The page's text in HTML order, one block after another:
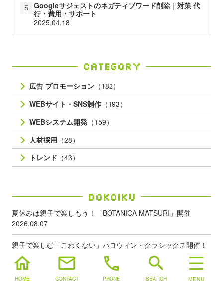
５ Googleサジェストのネガティブワード削除｜対策 代
行・費用・サポート
2025.04.18
Category
広告 プロモーション （182）
WEBサイト・SNS制作 （193）
WEBシステム開発 （159）
人材採用 （28）
トレンド （43）
Dokoiku
夏休みは親子で楽しもう！「BOTANICA MATSURI」開催
2026.08.07
親子で楽しむ「こわくない」ハロウィン・クラシックス開催！
2026.08.03
SHIBUYA109 × Rilakkuma Lab. 開催！リラックマに会える夏休
home
HOME
mail
CONTACT
phone
PHONE
search
SEARCH